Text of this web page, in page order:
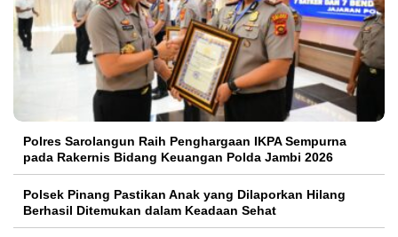
Polres Sarolangun Raih Penghargaan IKPA Sempurna
pada Rakernis Bidang Keuangan Polda Jambi 2026
Polsek Pinang Pastikan Anak yang Dilaporkan Hilang
Berhasil Ditemukan dalam Keadaan Sehat